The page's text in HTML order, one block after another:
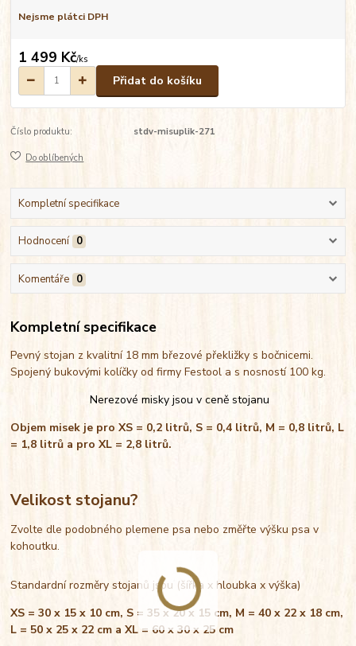
Nejsme plátci DPH
1 499 Kč/ks
Přidat do košíku
Číslo produktu: stdv-misuplik-271
Do oblíbených
Kompletní specifikace
Hodnocení 0
Komentáře 0
Kompletní specifikace
Pevný stojan z kvalitní 18 mm březové překližky s bočnicemi.
Spojený bukovými kolíčky od firmy Festool a s nosností 100 kg.
Nerezové misky jsou v ceně stojanu
Objem misek je pro XS = 0,2 litrů, S = 0,4 litrů, M = 0,8 litrů, L
= 1,8 litrů a pro XL = 2,8 litrů.
Velikost stojanu?
Zvolte dle podobného plemene psa nebo změřte výšku psa v
kohoutku.
Standardní rozměry stojanů jsou (šířka x hloubka x výška)
XS = 30 x 15 x 10 cm, S = 35 x 20 x 15 cm, M = 40 x 22 x 18 cm,
L = 50 x 25 x 22 cm a XL = 60 x 30 x 25 cm